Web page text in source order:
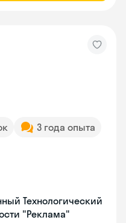
3 года опыта
Технологический
"Реклама"